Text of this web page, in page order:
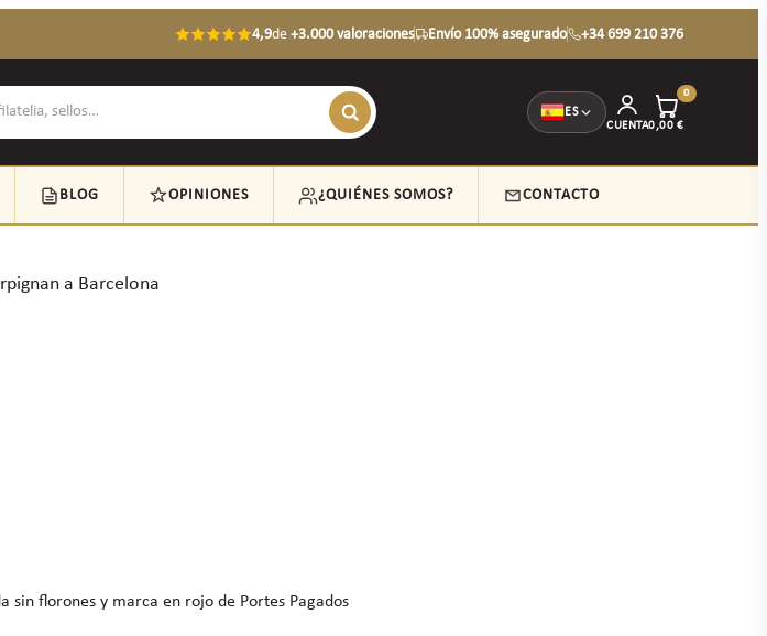
4,9de +3.000 valoraciones Envío 100% asegurado +34 699 210 376
ES
CUENTA
0
0,00 €
BLOG OPINIONES ¿QUIÉNES SOMOS? CONTACTO
a Barcelona
sin florones y marca en rojo de Portes Pagados